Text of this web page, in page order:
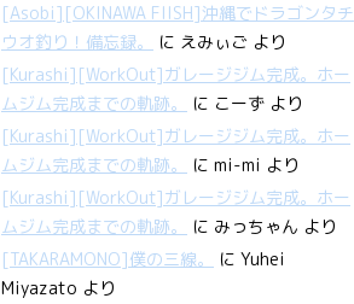
[Asobi][OKINAWA FIISH]沖縄でドラゴンタチ
ウオ釣り！備忘録。
に えみぃご より
[Kurashi][WorkOut]ガレージジム完成。ホー
ムジム完成までの軌跡。
に こーず より
[Kurashi][WorkOut]ガレージジム完成。ホー
ムジム完成までの軌跡。
に mi-mi より
[Kurashi][WorkOut]ガレージジム完成。ホー
ムジム完成までの軌跡。
に みっちゃん より
[TAKARAMONO]僕の三線。
に Yuhei
Miyazato より